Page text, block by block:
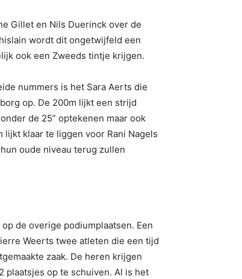
Gillet en Nils Duerinck over de
wordt dit ongetwijfeld een
ook een Zweeds tintje krijgen.
nummers is het Sara Aerts die
op. De 200m lijkt een strijd
de 25” optekenen maar ook
klaar te liggen voor Rani Nagels
oude niveau terug zullen
de overige podiumplaatsen. Een
Weerts twee atleten die een tijd
zaak. De heren krijgen
plaatsjes op te schuiven. Al is het